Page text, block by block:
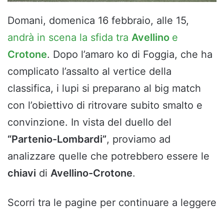
Domani, domenica 16 febbraio, alle 15,
andrà in scena la sfida tra Avellino e
Crotone. Dopo l’amaro ko di Foggia, che ha
complicato l’assalto al vertice della
classifica, i lupi si preparano al big match
con l’obiettivo di ritrovare subito smalto e
convinzione. In vista del duello del
“Partenio-Lombardi”, proviamo ad
analizzare quelle che potrebbero essere le
chiavi di Avellino-Crotone.
Scorri tra le pagine per continuare a leggere